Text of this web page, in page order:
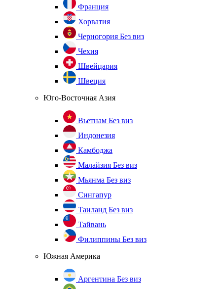
Франция
Хорватия
Черногория Без виз
Чехия
Швейцария
Швеция
Юго-Восточная Азия
Вьетнам Без виз
Индонезия
Камбоджа
Малайзия Без виз
Мьянма Без виз
Сингапур
Таиланд Без виз
Тайвань
Филиппины Без виз
Южная Америка
Аргентина Без виз